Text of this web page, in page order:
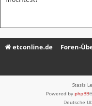
etconline.de Foren-
Stasis
Powered by phpBB
Deutsche